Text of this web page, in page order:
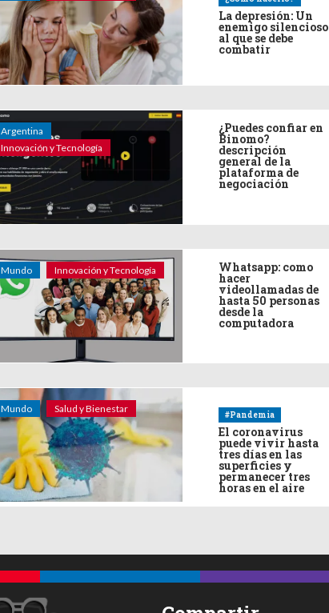
La depresión: Un
enemigo silencioso
al que se debe
combatir
Argentina
Innovación y Tecnología
¿Puedes confiar en
Binomo?
descripción
general de la
plataforma de
negociación
Mundo Innovación y Tecnología Whatsapp: como
hacer
videollamadas de
hasta 50 personas
desde la
computadora
Mundo Salud y Bienestar
#Pandemia
El coronavirus
puede vivir hasta
tres días en las
superficies y
permanecer tres
horas en el aire